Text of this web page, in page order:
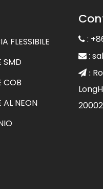
FLESSIBILE
SMD
COB
AL NEON
 :
 :
 :